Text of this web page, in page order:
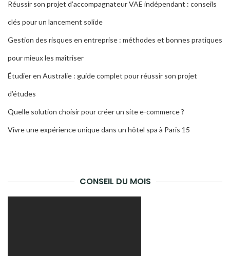
Réussir son projet d’accompagnateur VAE indépendant : conseils
clés pour un lancement solide
Gestion des risques en entreprise : méthodes et bonnes pratiques
pour mieux les maîtriser
Étudier en Australie : guide complet pour réussir son projet
d’études
Quelle solution choisir pour créer un site e-commerce ?
Vivre une expérience unique dans un hôtel spa à Paris 15
CONSEIL DU MOIS